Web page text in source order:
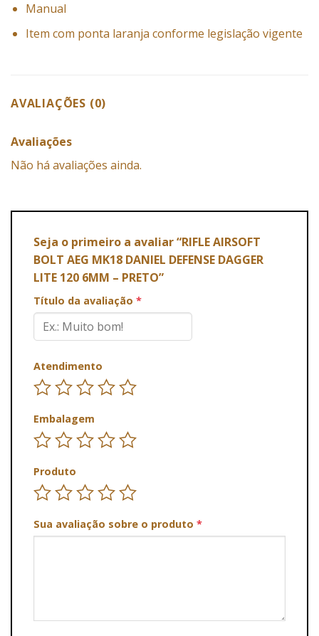
Manual
Item com ponta laranja conforme legislação vigente
AVALIAÇÕES (0)
Avaliações
Não há avaliações ainda.
Seja o primeiro a avaliar “RIFLE AIRSOFT
BOLT AEG MK18 DANIEL DEFENSE DAGGER
LITE 120 6MM – PRETO”
Título da avaliação *
Atendimento
Embalagem
Produto
Sua avaliação sobre o produto *